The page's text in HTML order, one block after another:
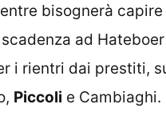
bisognerà
ad
i rientri dai prestiti,
Piccoli e Cambiaghi.